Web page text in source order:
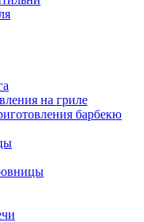
на гриле
барбекю